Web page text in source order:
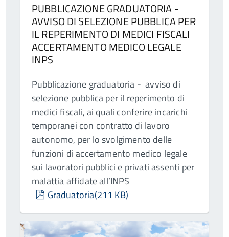
PUBBLICAZIONE GRADUATORIA -
AVVISO DI SELEZIONE PUBBLICA PER
IL REPERIMENTO DI MEDICI FISCALI
ACCERTAMENTO MEDICO LEGALE
INPS
Pubblicazione graduatoria - avviso di
selezione pubblica per il reperimento di
medici fiscali, ai quali conferire incarichi
temporanei con contratto di lavoro
autonomo, per lo svolgimento delle
funzioni di accertamento medico legale
sui lavoratori pubblici e privati assenti per
malattia affidate all’INPS
pdf
Graduatoria(211 KB)